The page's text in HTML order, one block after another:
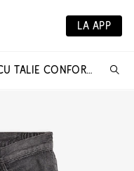
LA APP
BLUGI WIDE LEG MID WAIST CU TALIE CONFORTABILĂ DIN MATERIAL SUBȚIRE